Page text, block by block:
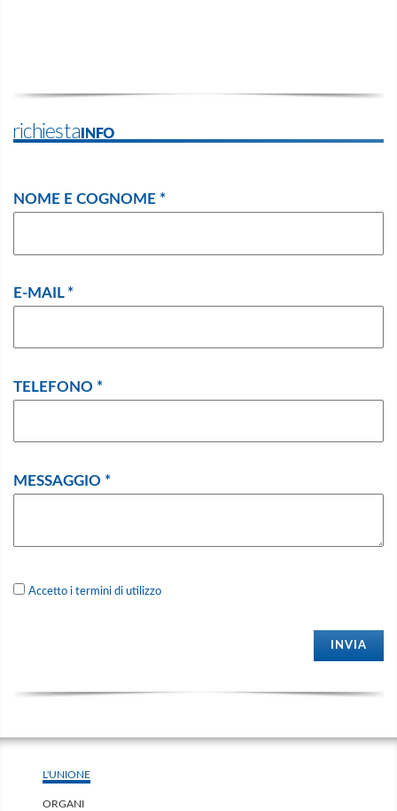
richiestaINFO
NOME E COGNOME *
E-MAIL *
TELEFONO *
MESSAGGIO *
Accetto i termini di utilizzo
INVIA
L'UNIONE
ORGANI